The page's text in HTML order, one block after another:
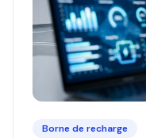
Borne de recharge